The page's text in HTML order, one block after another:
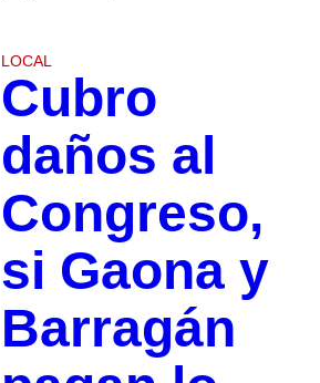
LOCAL
Cubro
daños al
Congreso,
si Gaona y
Barragán